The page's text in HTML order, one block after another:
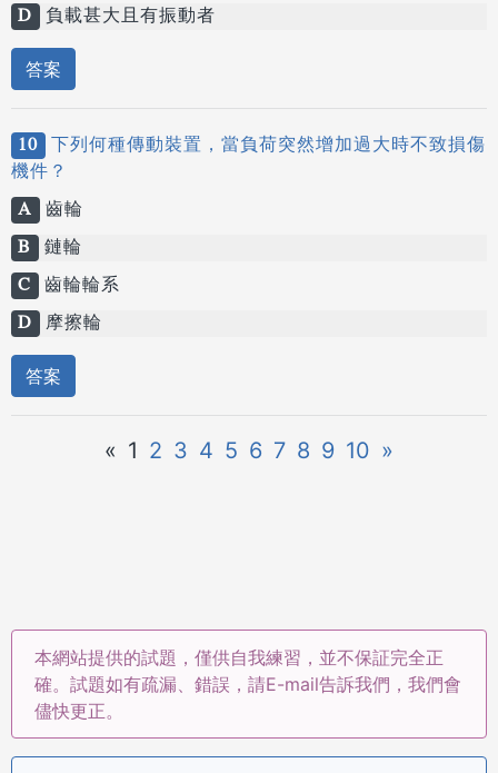
D 負載甚大且有振動者
答案
10 下列何種傳動裝置，當負荷突然增加過大時不致損傷
機件？
A 齒輪
B 鏈輪
C 齒輪輪系
D 摩擦輪
答案
« 1 2 3 4 5 6 7 8 9 10 »
本網站提供的試題，僅供自我練習，並不保証完全正
確。試題如有疏漏、錯誤，請E-mail告訴我們，我們會
儘快更正。